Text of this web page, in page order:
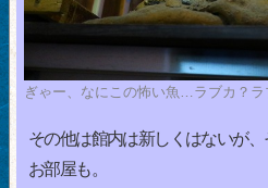
ぎゃー、なにこの怖い魚…ラブカ？
その他は館内は新しくはないが、
お部屋も。